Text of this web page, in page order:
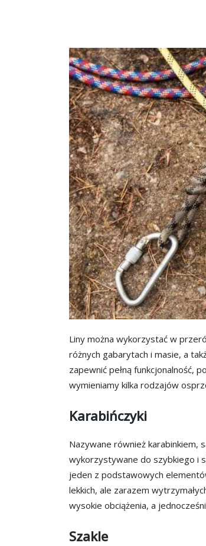
Liny można wykorzystać w
różnych gabarytach i masie, a
zapewnić pełną funkcjonalność,
wymieniamy kilka rodzajów
Karabińczyki
Nazywane również karabinkiem,
wykorzystywane do szybkiego i
jeden z podstawowych
lekkich, ale zarazem
wysokie obciążenia, a
Szakle